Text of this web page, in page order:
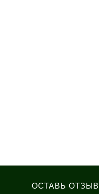
ОСТАВЬ